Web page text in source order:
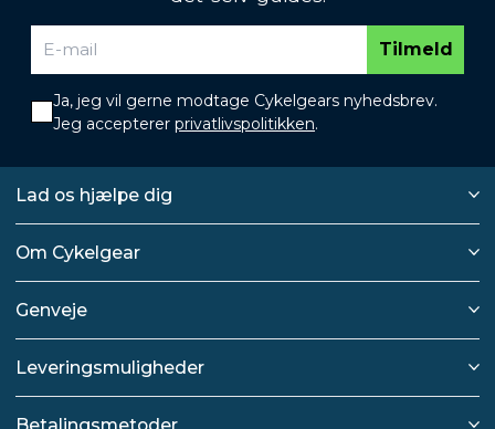
Tilmeld
Ja, jeg vil gerne modtage Cykelgears nyhedsbrev.
Jeg accepterer privatlivspolitikken.
Lad os hjælpe dig
Om Cykelgear
Genveje
Leveringsmuligheder
Betalingsmetoder